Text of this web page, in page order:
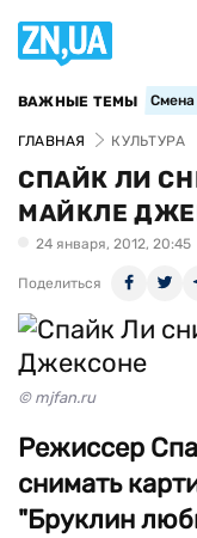
ВАЖНЫЕ ТЕМЫ Смена
ГЛАВНАЯ КУЛЬТУРА
СПАЙК ЛИ
МАЙКЛЕ
24 января, 2012, 20:45
Поделиться
© mjfan.ru
Режиссер
снимать
"Бруклин